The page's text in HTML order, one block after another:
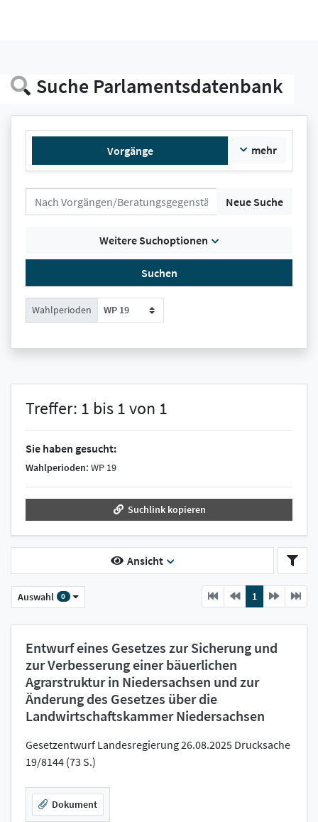
Suche Parlamentsdatenbank
Vorgänge mehr
Neue Suche
Weitere Suchoptionen
Suchen
Wahlperioden WP 19
Treffer: 1 bis 1 von 1
Sie haben gesucht:
Wahlperioden: WP 19
Suchlink kopieren
Ansicht
Auswahl 0 Previous
1 currentNext
Entwurf eines Gesetzes zur Sicherung und
zur Verbesserung einer bäuerlichen
Agrarstruktur in Niedersachsen und zur
Änderung des Gesetzes über die
Landwirtschaftskammer Niedersachsen
Gesetzentwurf Landesregierung 26.08.2025 Drucksache
19/8144 (73 S.)
Dokument